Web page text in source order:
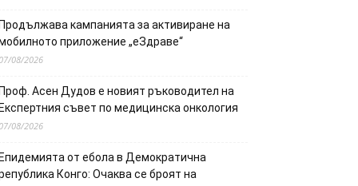
кампанията за активиране на
приложение „еЗдраве“
08/2026
Асен Дудов е новият ръководител на
съвет по медицинска онкология
08/2026
от ебола в Демократична
Конго: Очаква се броят на